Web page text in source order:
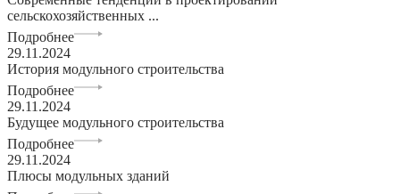
сельскохозяйственных ...
Подробнее
29.11.2024
История модульного строительства
Подробнее
29.11.2024
Будущее модульного строительства
Подробнее
29.11.2024
Плюсы модульных зданий